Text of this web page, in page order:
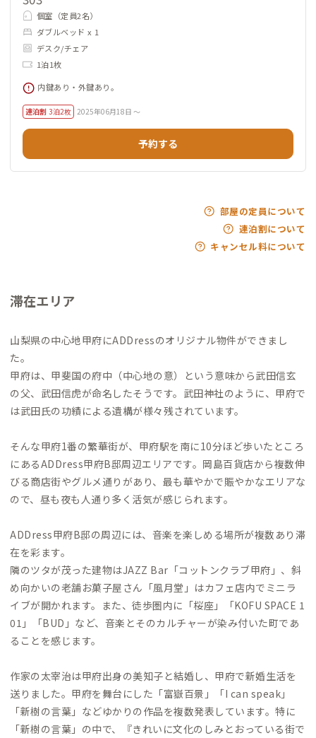
個室（定員2名）
ダブルベッド x 1
デスク/チェア
1泊1枚
内鍵あり・外鍵あり。
連泊割 3泊2枚 2025年06月18日 ～
予約する
部屋の定員について
連泊割について
キャンセル料について
滞在エリア
山梨県の中心地甲府にADDressのオリジナル物件ができまし
た。
甲府は、甲斐国の府中（中心地の意）という意味から武田信玄
の父、武田信虎が命名したそうです。武田神社のように、甲府で
は武田氏の功績による遺構が様々残されています。
そんな甲府1番の繁華街が、甲府駅を南に10分ほど歩いたところ
にあるADDress甲府B邸周辺エリアです。岡島百貨店から複数伸
びる商店街やグルメ通りがあり、最も華やかで賑やかなエリアな
ので、昼も夜も人通り多く活気が感じられます。
ADDress甲府B邸の周辺には、音楽を楽しめる場所が複数あり滞
在を彩ます。
隣のツタが茂った建物はJAZZ Bar「コットンクラブ甲府」、斜
め向かいの老舗お菓子屋さん「風月堂」はカフェ店内でミニラ
イブが開かれます。また、徒歩圏内に「桜座」「KOFU SPACE 1
01」「BUD」など、音楽とそのカルチャーが染み付いた町であ
ることを感じます。
作家の太宰治は甲府出身の美知子と結婚し、甲府で新婚生活を
送りました。甲府を舞台にした「富嶽百景」「I can speak」
「新樹の言葉」などゆかりの作品を複数発表しています。特に
「新樹の言葉」の中で、『きれいに文化のしみとおっている街で